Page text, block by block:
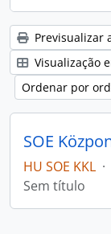
Previsualizar
Visualização
Ordenar por
SOE
HU SOE KKL ·
Sem título